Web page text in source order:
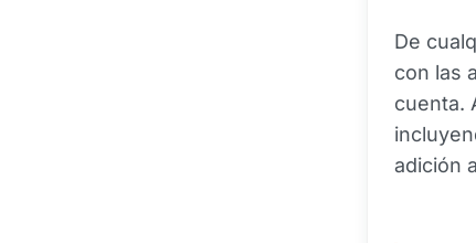
De
con las
cuenta.
adición